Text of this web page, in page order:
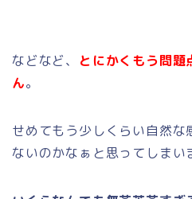
などなど、 とにかくもう問題
ん。
せめてもう少しくらい自然な
ないのかなぁと思ってしまい